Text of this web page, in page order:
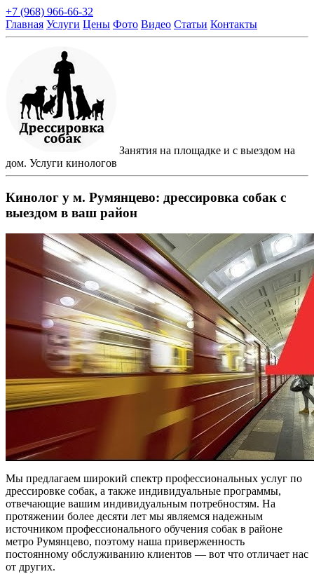
+7 (968) 966-66-32
Главная Услуги Цены Фото Видео Статьи Контакты
Занятия на площадке и с выездом на
дом. Услуги кинологов
Кинолог у м. Румянцево: дрессировка собак с
выездом в ваш район
Мы предлагаем широкий спектр профессиональных услуг по
дрессировке собак, а также индивидуальные программы,
отвечающие вашим индивидуальным потребностям. На
протяжении более десяти лет мы являемся надежным
источником профессионального обучения собак в районе
метро Румянцево, поэтому наша приверженность
постоянному обслуживанию клиентов — вот что отличает нас
от других.